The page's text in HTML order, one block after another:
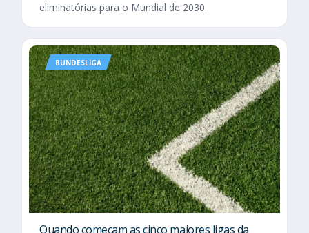
eliminatórias para o Mundial de 2030.
BUNDESLIGA
Quando começam as cinco maiores ligas da